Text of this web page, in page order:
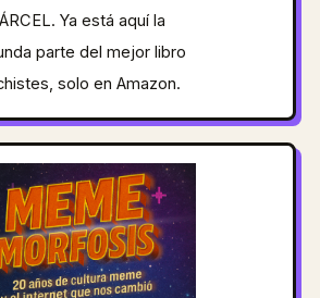
Ya está aquí la
parte del mejor libro
solo en Amazon.